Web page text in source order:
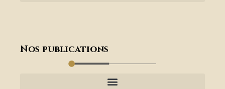
Nos publications